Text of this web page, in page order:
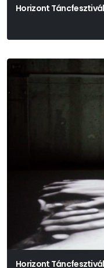
Horizont
Horizont